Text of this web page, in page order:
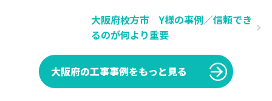
大阪府枚方市 Y様の事例／信頼でき
るのが何より重要
大阪府の工事事例をもっと見る